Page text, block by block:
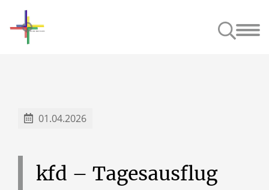
01.04.2026
kfd – Tagesausflug